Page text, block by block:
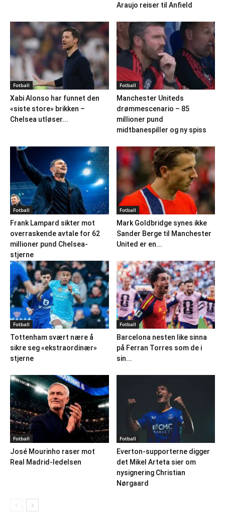
Araujo reiser til Anfield
Fotball
Xabi Alonso har funnet den
«siste store» brikken –
Chelsea utløser...
Fotball
Manchester Uniteds
drømmescenario – 85
millioner pund
midtbanespiller og ny spiss
Fotball
Frank Lampard sikter mot
overraskende avtale for 62
millioner pund Chelsea-
stjerne
Fotball
Mark Goldbridge synes ikke
Sander Berge til Manchester
United er en...
Fotball
Tottenham svært nære å
sikre seg «ekstraordinær»
stjerne
Fotball
Barcelona nesten like sinna
på Ferran Torres som de i
sin...
Fotball
José Mourinho raser mot
Real Madrid-ledelsen
Fotball
Everton-supporterne digger
det Mikel Arteta sier om
nysignering Christian
Nørgaard